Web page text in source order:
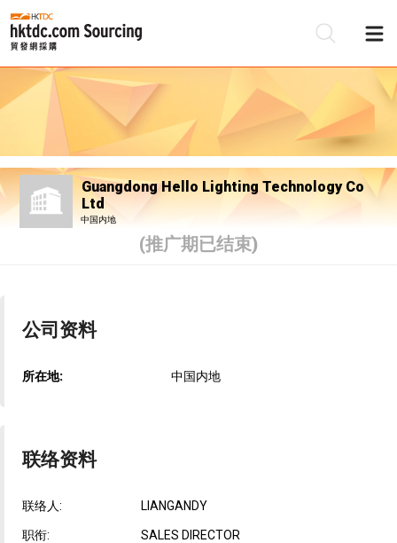
Guangdong Hello Lighting Technology Co
Ltd
中国内地
(推广期已结束)
公司资料
所在地: 中国内地
联络资料
联络人: LIANGANDY
职衔: SALES DIRECTOR